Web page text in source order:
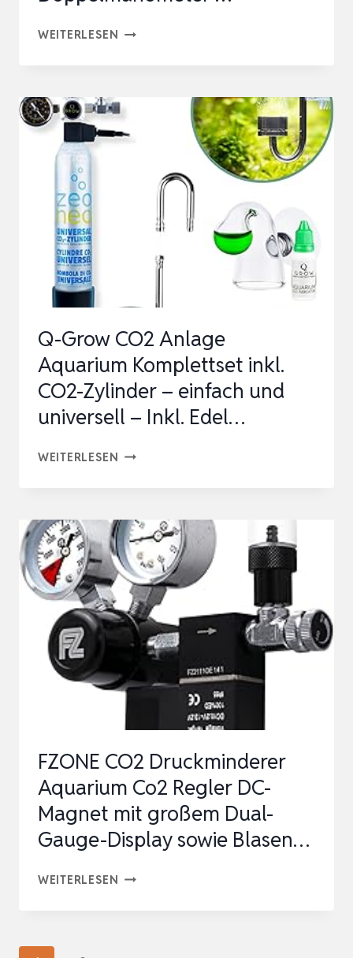
WEITERLESEN NICREW
EGLER F
ÜR A
RUCKMINDERER F
EPFLANZTES A
OPPELMANOMETER …
Q-Grow CO2 Anlage
Aquarium Komplettset inkl.
CO2-Zylinder – einfach und
universell – Inkl. Edel…
WEITERLESEN Q-
ANLAGE
AQUARIUM
KOMPLETTSET
INKL.
CO2-
ZYLINDER
EINFACH
UND
–
INKL.
EDEL…
FZONE CO2 Druckminderer
Aquarium Co2 Regler DC-
Magnet mit großem Dual-
Gauge-Display sowie Blasen…
WEITERLESEN FZONE